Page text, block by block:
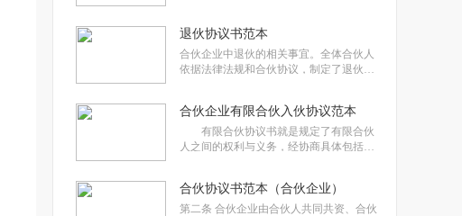
保护甲方商标等知识产权，规范使用甲方
商标标识，并在指定区域内开展业务。甲
方则提供市场物流、组织功能等方面的
退伙协议书范本
合伙企业中退伙的相关事宜。全体合伙人
依据法律法规和合伙协议，制定了退伙协
带责任。本协议一式多份，退伙人和合伙
人各持一份，并报合伙企业登记机关备
案。本协议经签字后生效，未尽事宜按国
合伙企业有限合伙入伙协议范本
有限合伙协议书就是规定了有限合伙
人之间的权利与义务，经协商具体包括设
下来就由手心律师网小编整理的关于合伙
企业有限合伙入伙协议范本的相关内
合伙协议书范本（合伙企业）
第二条 合伙企业由合伙人共同共资、合伙